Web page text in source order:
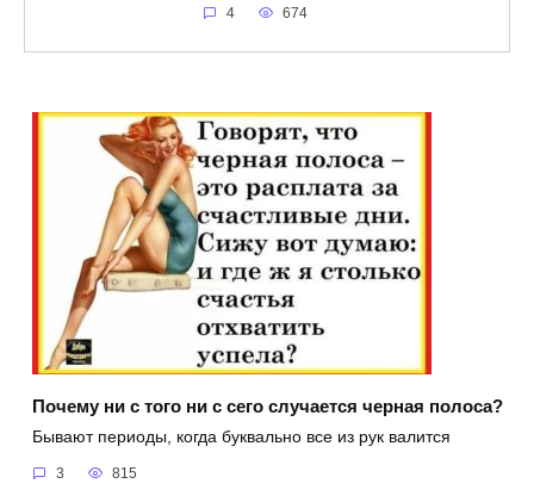
4 674
Почему ни с того ни с сего случается черная полоса?
Бывают периоды, когда буквально все из рук валится
3 815